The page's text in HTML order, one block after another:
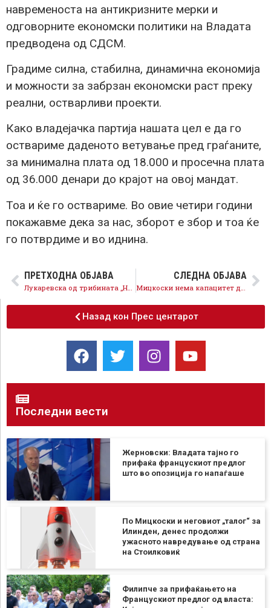
навременоста на антикризните мерки и
одговорните економски политики на Владата
предводена од СДСМ.
Градиме силна, стабилна, динамична економија
и можности за забрзан економски раст преку
реални, остварливи проекти.
Како владејачка партија нашата цел е да го
оствариме даденото ветување пред граѓаните,
за минимална плата од 18.000 и просечна плата
од 36.000 денари до крајот на овој мандат.
Тоа и ќе го оствариме. Во овие четири години
покажавме дека за нас, зборот е збор и тоа ќе
го потврдиме и во иднина.
ПРЕТХОДНА ОБЈАВА
Лукаревска од трибината „Најдоброто за нашата општина“: СДСМ води напред, ВМРО-ДПМНЕ сакаат да ја вратат државата назад
СЛЕДНА ОБЈАВА
Мицкоски нема капацитет да ја промени партијата, а не пак државата, може да очекува само нов пораз од граѓаните
Назад кон Прес центарот
Последни вести
Жерновски: Владата тајно го
прифаќа францускиот предлог
што во опозиција го напаѓаше
По Мицкоски и неговиот „талог“ за
Илинден, денес продолжи
ужасното навредување од страна
на Стоилковиќ
Филипче за прифаќањето на
Францускиот предлог од власта: